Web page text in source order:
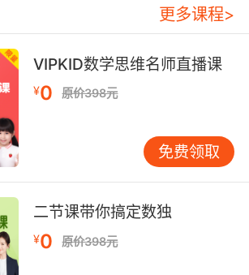
》是来自美国的权威教育经典丛
更多课程>
VIPKID数学思维名师直播课
¥0 原价398元
免费领取
二节课带你搞定数独
¥0 原价398元